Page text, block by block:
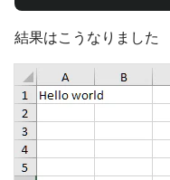
結果はこうなりました